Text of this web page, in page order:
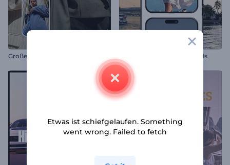
Große Verkaufsankündigung Beste Reisemomente jemals
Etwas ist schiefgelaufen. Something
went wrong. Failed to fetch